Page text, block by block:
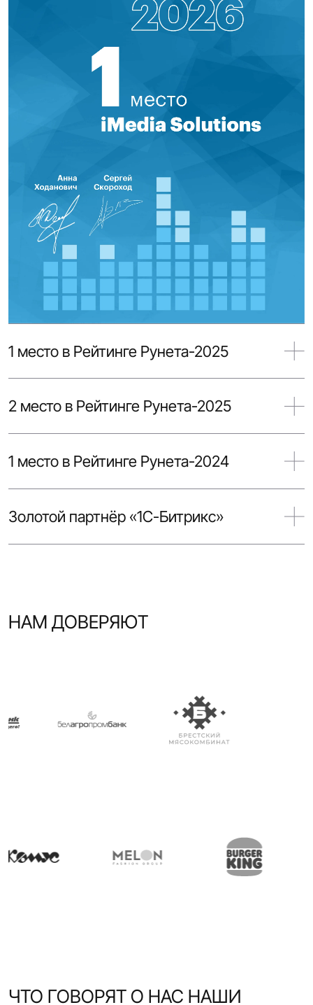
1 место в Рейтинге Байнета-2026
1 место в Рейтинге Рунета-2025
2 место в Рейтинге Рунета-2025
1 место в Рейтинге Рунета-2024
Золотой партнёр «1С-Битрикс»
НАМ ДОВЕРЯЮТ
ЧТО ГОВОРЯТ О НАС НАШИ